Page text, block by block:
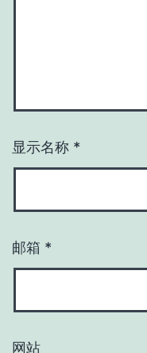
显示名称 *
邮箱 *
网站